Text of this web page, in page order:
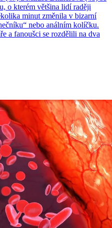
o kterém většina lidí raději
minut změnila v bizarní
nebo análním kolíčku.
a fanoušci se rozdělili na dva